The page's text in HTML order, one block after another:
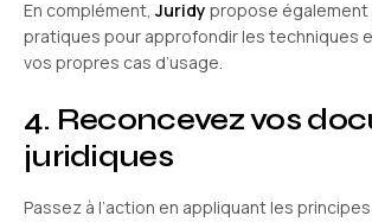
En complément, Juridy propose
pratiques pour approfondir les techniques
vos propres cas d’usage.
4. Reconcevez vos
juridiques
Passez à l’action en appliquant les